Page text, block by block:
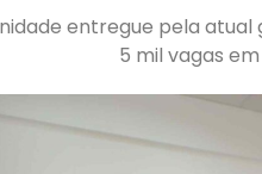
entregue pela
5 mil vagas